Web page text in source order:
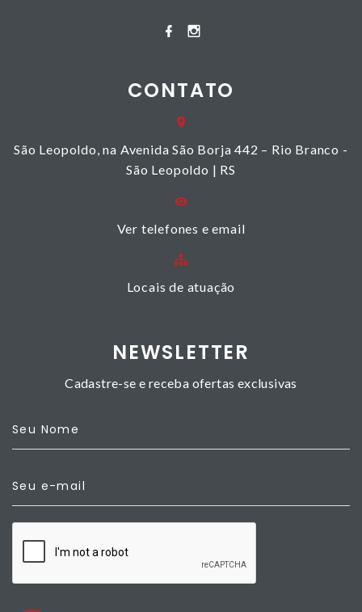
CONTATO
São Leopoldo, na Avenida São Borja 442 – Rio Branco -
São Leopoldo | RS
Ver telefones e email
Locais de atuação
NEWSLETTER
Cadastre-se e receba ofertas exclusivas
Seu Nome
Seu e-mail